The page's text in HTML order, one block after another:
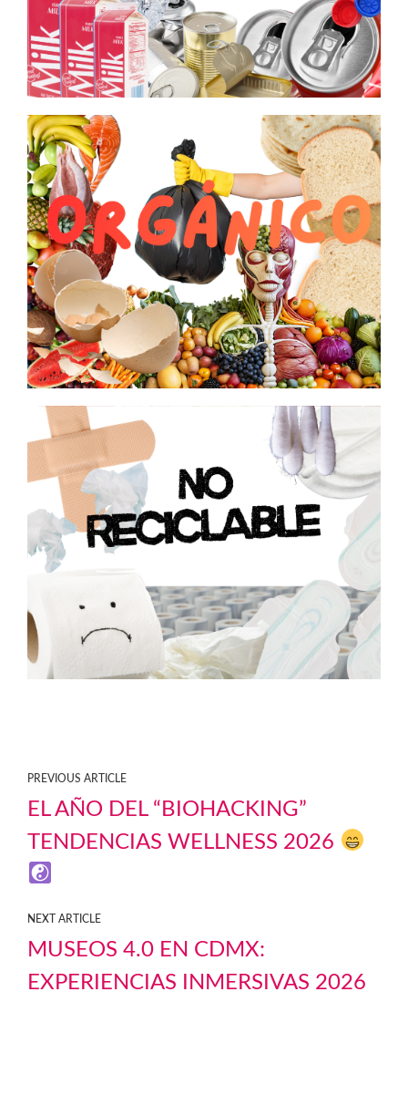
PREVIOUS ARTICLE
EL AÑO DEL “BIOHACKING”
TENDENCIAS WELLNESS 2026
NEXT ARTICLE
MUSEOS 4.0 EN CDMX:
EXPERIENCIAS INMERSIVAS 2026